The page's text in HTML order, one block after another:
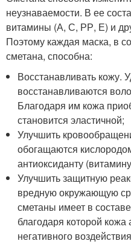
неузнаваемости. В ее
витамины (А, С, РР, Е) и
Поэтому каждая маска, в
сметана, способна:
Восстанавливать кожу.
восстанавливаются
Благодаря им кожа
становится эластичной;
Улучшить
обогащаются
антиоксиданту
Улучшить защитную
вредную окружающую
сметаны имеет в
благодаря которой
негативного